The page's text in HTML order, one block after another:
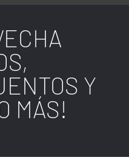
Y
MÁS!